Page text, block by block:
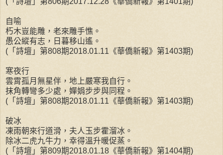
自喻
朽木豈能雕，老來雕手憔。
愚公縱有志，日暮移山遙。
(「詩壇」第808期2018.01.11《華僑新報》第1403期)
寒夜行
雲霄孤月無星伴，地上嚴寒我自行。
抹角轉彎多少處，嬋娟步步與同程。
(「詩壇」第808期2018.01.11《華僑新報》第1403期)
破冰
凍雨朝來行道滑，夫人玉步霍溜冰。
除冰二虎九牛力，幸得溫升暖促蒸。
(「詩壇」第809期2018.01.18《華僑新報》第1404期)